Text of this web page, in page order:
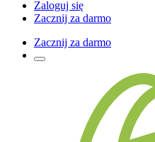
Zaloguj się
Zacznij za darmo
Zacznij za darmo